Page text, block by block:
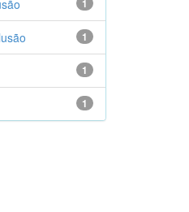
1
1
1
1